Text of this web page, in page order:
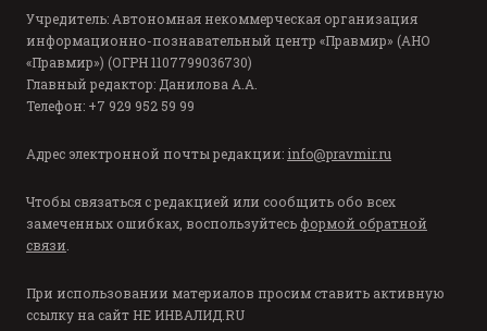
Учредитель: Автономная некоммерческая организация
информационно-познавательный центр «Правмир» (АНО
«Правмир») (ОГРН 1107799036730)
Главный редактор: Данилова А.А.
Телефон: +7 929 952 59 99
Адрес электронной почты редакции: info@pravmir.ru
Чтобы связаться с редакцией или сообщить обо всех
замеченных ошибках, воспользуйтесь формой обратной
связи.
При использовании материалов просим ставить активную
ссылку на сайт НЕ ИНВАЛИД.RU